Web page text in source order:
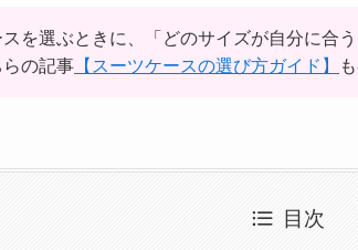
スを選ぶときに、「どのサイズが自分に合
の記事 【スーツケースの選び方ガイド】
目次